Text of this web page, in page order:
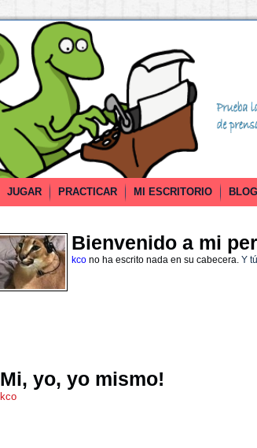
JUGAR PRACTICAR MI ESCRITORIO BLOG
Bienvenido a mi
kcono ha escrito nada en su cabecera. Y tú
Mi, yo, yo mismo!
kco